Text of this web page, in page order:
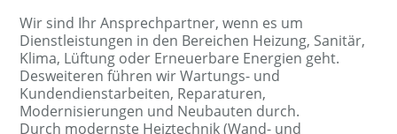
Wir sind Ihr Ansprechpartner, wenn es um
Dienstleistungen in den Bereichen Heizung, Sanitär,
Klima, Lüftung oder Erneuerbare Energien geht.
Desweiteren führen wir Wartungs- und
Kundendienstarbeiten, Reparaturen,
Modernisierungen und Neubauten durch.
Durch modernste Heiztechnik (Wand- und